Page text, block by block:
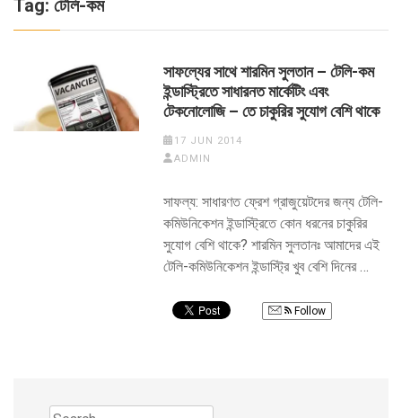
Tag: টেলি-কম
সাফল্যের সাথে শারমিন সুলতান – টেলি-কম
ইন্ডাস্ট্রিতে সাধারনত মার্কেটিং এবং
টেকনোলোজি – তে চাকুরির সুযোগ বেশি থাকে
17 JUN 2014
ADMIN
সাফল্য: সাধারণত ফ্রেশ গ্রাজুয়েটদের জন্য টেলি-
কমিউনিকেশন ইন্ডাস্ট্রিতে কোন ধরনের চাকুরির
সুযোগ বেশি থাকে? শারমিন সুলতানঃ আমাদের এই
টেলি-কমিউনিকেশন ইন্ডাস্ট্রি খুব বেশি দিনের …
Follow
Search